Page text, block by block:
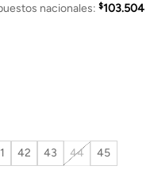
nacionales: $103.504
42 43 44 45
cantidad